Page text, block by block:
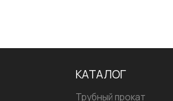
КАТАЛОГ
Трубный прокат